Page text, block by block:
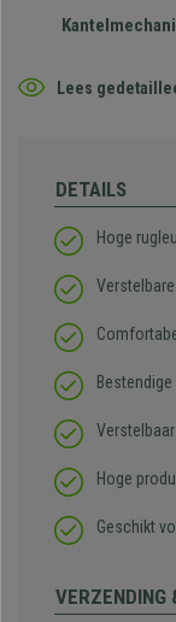
Lees
DETAILS
Hoge
Hoge
Geschikt
VERZENDING